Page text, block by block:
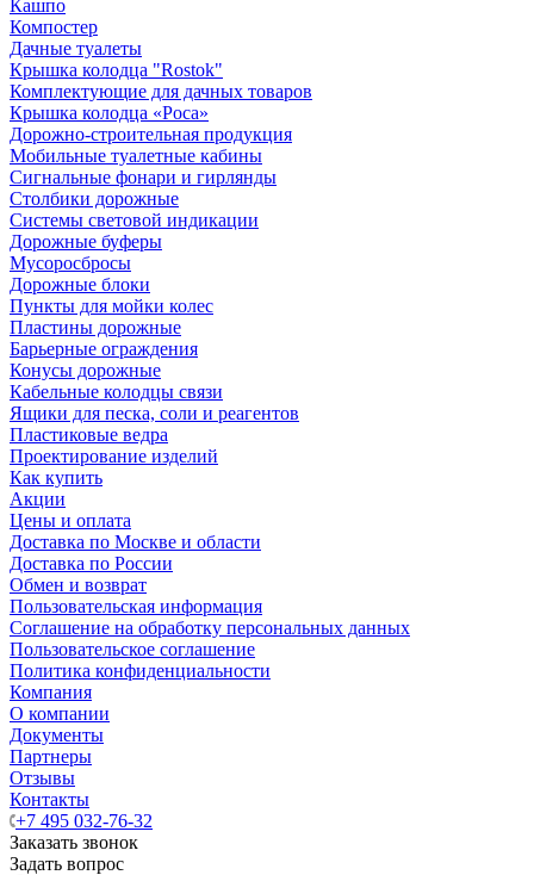
Кашпо
Компостер
Дачные туалеты
Крышка колодца "Rostok"
Комплектующие для дачных товаров
Крышка колодца «Роса»
Дорожно-строительная продукция
Мобильные туалетные кабины
Сигнальные фонари и гирлянды
Столбики дорожные
Системы световой индикации
Дорожные буферы
Мусоросбросы
Дорожные блоки
Пункты для мойки колес
Пластины дорожные
Барьерные ограждения
Конусы дорожные
Кабельные колодцы связи
Ящики для песка, соли и реагентов
Пластиковые ведра
Проектирование изделий
Как купить
Акции
Цены и оплата
Доставка по Москве и области
Доставка по России
Обмен и возврат
Пользовательская информация
Соглашение на обработку персональных данных
Пользовательское соглашение
Политика конфиденциальности
Компания
О компании
Документы
Партнеры
Отзывы
Контакты
+7 495 032-76-32
Заказать звонок
Задать вопрос